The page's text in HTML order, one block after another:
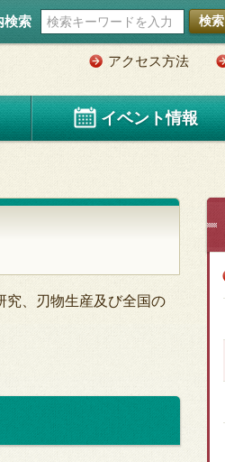
検索 検索
アクセス方法
イベント情報
究、刃物生産及び全国の